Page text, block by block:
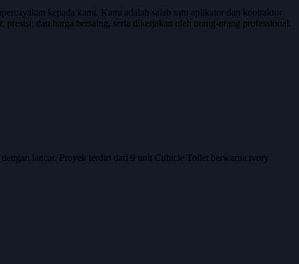
kepada kami. Kami adalah salah satu aplikator dan kontraktor
dan harga bersaing, serta dikerjakan oleh orang-orang professional.
lancar. Proyek terdiri dari 9 unit Cubicle Toilet berwarna ivory